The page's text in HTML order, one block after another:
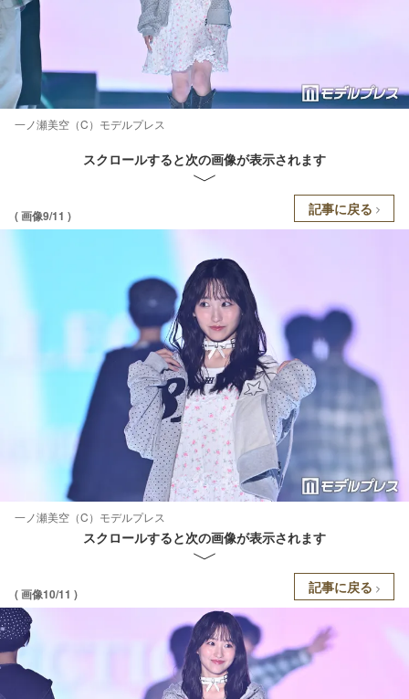
一ノ瀬美空（C）モデルプレス
スクロールすると次の画像が表示されます
( 画像9/11 ) 記事に戻る
一ノ瀬美空（C）モデルプレス
スクロールすると次の画像が表示されます
( 画像10/11 ) 記事に戻る